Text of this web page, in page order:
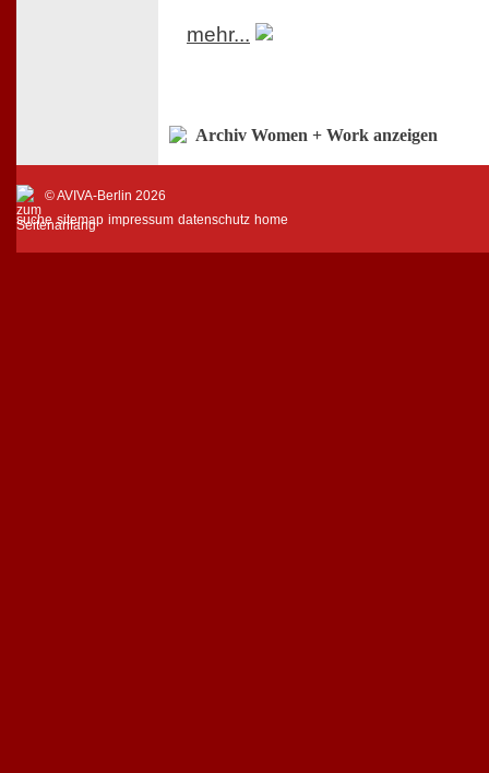
mehr...
Archiv Women + Work anzeigen
© AVIVA-Berlin 2026
suche sitemap impressum datenschutz home